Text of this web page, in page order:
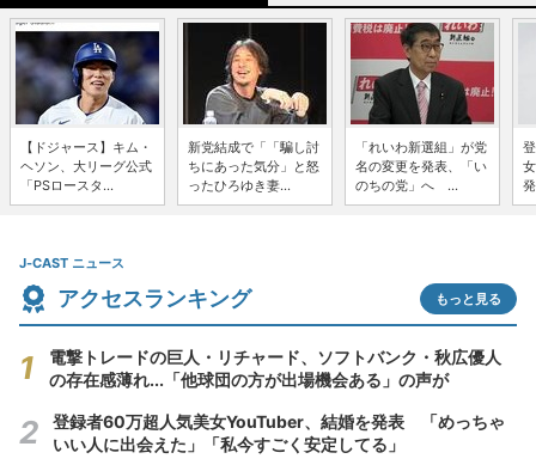
【ドジャース】キム・
ヘソン、大リーグ公式
「PSロースタ...
新党結成で「「騙し討
ちにあった気分」と怒
ったひろゆき妻...
「れいわ新選組」が党
名の変更を発表、「い
のちの党」へ ...
J-CAST ニュース
アクセスランキング もっと見る
電撃トレードの巨人・リチャード、ソフトバンク・秋広優人
の存在感薄れ...「他球団の方が出場機会ある」の声が
登録者60万超人気美女YouTuber、結婚を発表 「めっちゃ
いい人に出会えた」「私今すごく安定してる」